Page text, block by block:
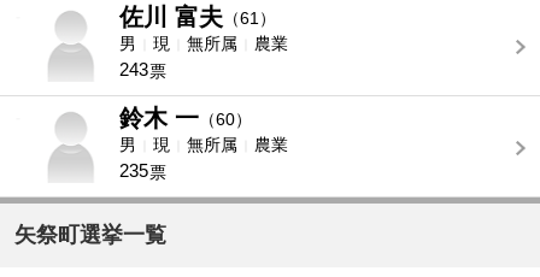
佐川 富夫 （61）
男
現 無所属 農業
243票
鈴木 一 （60）
男
現 無所属 農業
235票
矢祭町選挙一覧